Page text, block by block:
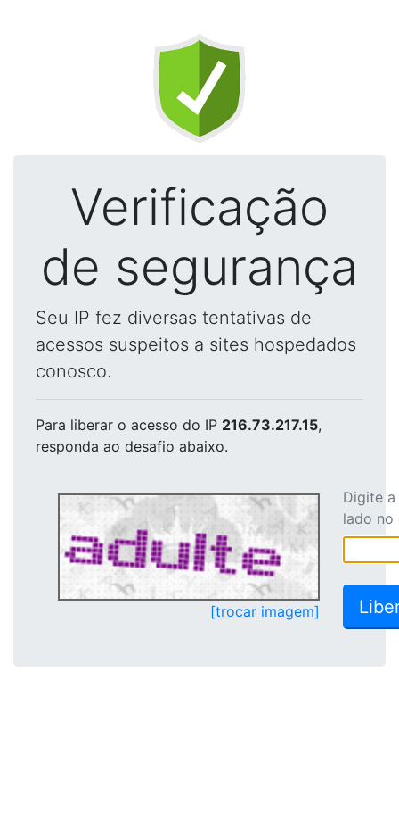
Verificação
de segurança
Seu IP fez diversas tentativas de
acessos suspeitos a sites hospedados
conosco.
Para liberar o acesso do IP 216.73.217.15,
responda ao desafio abaixo.
[trocar imagem]
Digite
lado no